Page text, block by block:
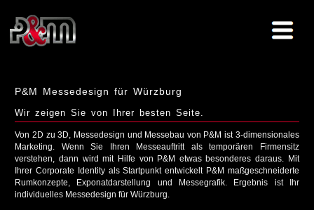
P&M Messedesign für Würzburg
Wir zeigen Sie von Ihrer besten Seite.
Von 2D zu 3D, Messedesign und Messebau von P&M ist 3-dimensionales
Marketing. Wenn Sie Ihren Messeauftritt als temporären Firmensitz
verstehen, dann wird mit Hilfe von P&M etwas besonderes daraus. Mit
Ihrer Corporate Identity als Startpunkt entwickelt P&M maßgeschneiderte
Rumkonzepte, Exponatdarstellung und Messegrafik. Ergebnis ist Ihr
individuelles Messedesign für Würzburg.